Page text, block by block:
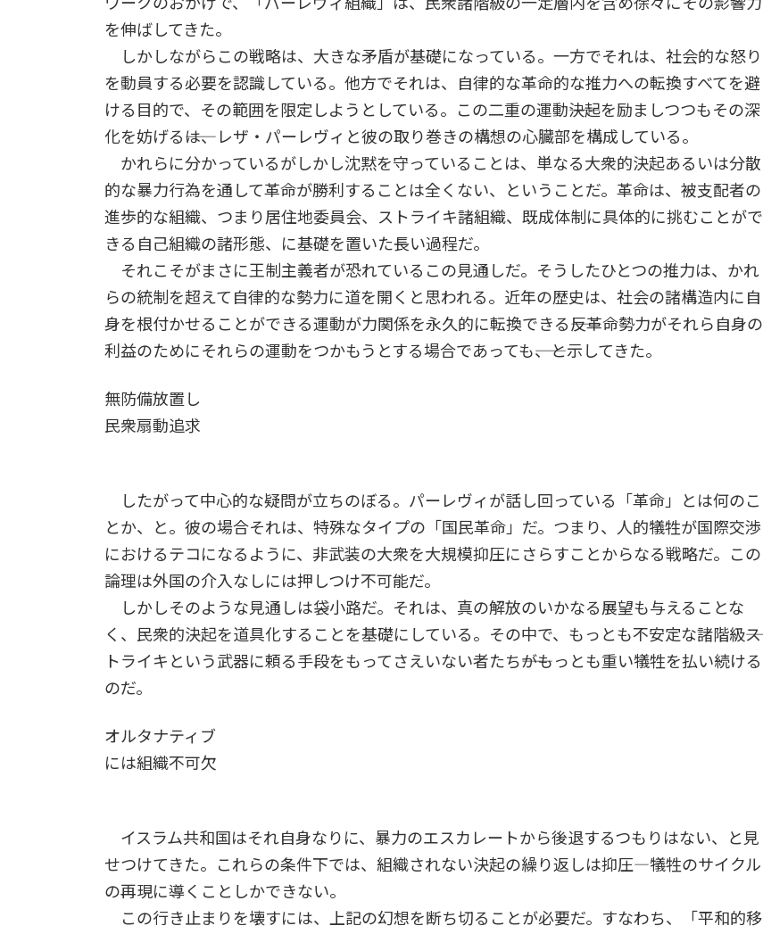
を伸ばしてきた。
しかしながらこの戦略は、大きな矛盾が基礎になっている。一方でそれは、社会的な怒り
を動員する必要を認識している。他方でそれは、自律的な革命的な推力への転換すべてを避
ける目的で、その範囲を限定しようとしている。この二重の運動――決起を励ましつつもその深
化を妨げる――は、レザ・パーレヴィと彼の取り巻きの構想の心臓部を構成している。
かれらに分かっているがしかし沈黙を守っていることは、単なる大衆的決起あるいは分散
的な暴力行為を通して革命が勝利することは全くない、ということだ。革命は、被支配者の
進歩的な組織、つまり居住地委員会、ストライキ諸組織、既成体制に具体的に挑むことがで
きる自己組織の諸形態、に基礎を置いた長い過程だ。
それこそがまさに王制主義者が恐れているこの見通しだ。そうしたひとつの推力は、かれ
らの統制を超えて自律的な勢力に道を開くと思われる。近年の歴史は、社会の諸構造内に自
身を根付かせることができる運動が力関係を永久的に転換できる――反革命勢力がそれら自身の
利益のためにそれらの運動をつかもうとする場合であっても――、と示してきた。
無防備放置し
民衆扇動追求
したがって中心的な疑問が立ちのぼる。パーレヴィが話し回っている「革命」とは何のこ
とか、と。彼の場合それは、特殊なタイプの「国民革命」だ。つまり、人的犠牲が国際交渉
におけるテコになるように、非武装の大衆を大規模抑圧にさらすことからなる戦略だ。この
論理は外国の介入なしには押しつけ不可能だ。
しかしそのような見通しは袋小路だ。それは、真の解放のいかなる展望も与えることな
く、民衆的決起を道具化することを基礎にしている。その中で、もっとも不安定な諸階級――ス
トライキという武器に頼る手段をもってさえいない者たち――がもっとも重い犠牲を払い続ける
のだ。
オルタナティブ
には組織不可欠
イスラム共和国はそれ自身なりに、暴力のエスカレートから後退するつもりはない、と見
せつけてきた。これらの条件下では、組織されない決起の繰り返しは抑圧―犠牲のサイクル
の再現に導くことしかできない。
この行き止まりを壊すには、上記の幻想を断ち切ることが必要だ。すなわち、「平和的移